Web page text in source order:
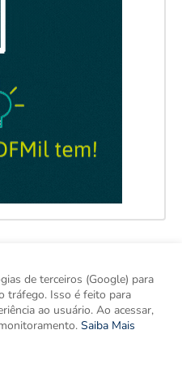
de terceiros (Google) para
tráfego. Isso é feito para
ao usuário. Ao acessar,
Saiba Mais